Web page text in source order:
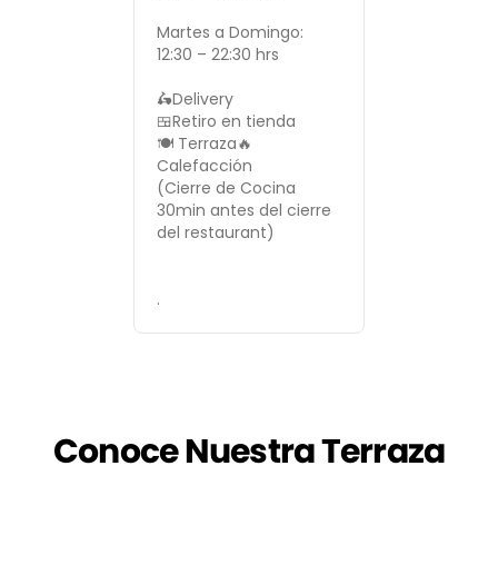
Martes a Domingo:
12:30 – 22:30 hrs
🛵Delivery
🍱Retiro en tienda
🍽 Terraza🔥
Calefacción
(Cierre de Cocina
30min antes del cierre
del restaurant)
.
Conoce Nuestra Terraza